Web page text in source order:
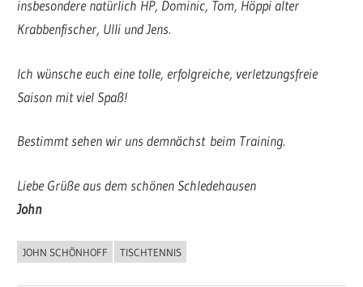
insbesondere natürlich HP, Dominic, Tom, Höppi alter
Krabbenfischer, Ulli und Jens.
Ich wünsche euch eine tolle, erfolgreiche, verletzungsfreie
Saison mit viel Spaß!
Bestimmt sehen wir uns demnächst beim Training.
Liebe Grüße aus dem schönen Schledehausen
John
ALLGEMEIN
JOHN SCHÖNHOFF TISCHTENNIS